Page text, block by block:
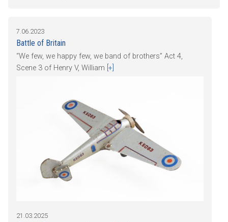
7.06.2023
Battle of Britain
“We few, we happy few, we band of brothers” Act 4,
Scene 3 of Henry V, William [+]
21.03.2025